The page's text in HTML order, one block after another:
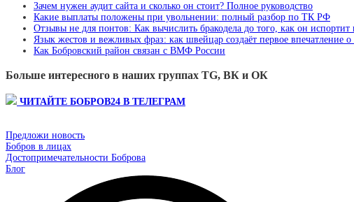
Зачем нужен аудит сайта и сколько он стоит? Полное руководство
Какие выплаты положены при увольнении: полный разбор по ТК РФ
Отзывы не для понтов: Как вычислить бракодела до того, как он
Язык жестов и вежливых фраз: как швейцар создаёт первое впечатление о
Как Бобровский район связан с ВМФ России
Больше интересного в наших группах TG, ВК и ОК
ЧИТАЙТЕ БОБРОВ24 В ТЕЛЕГРАМ
Предложи новость
Бобров в лицах
Достопримечательности Боброва
Блог